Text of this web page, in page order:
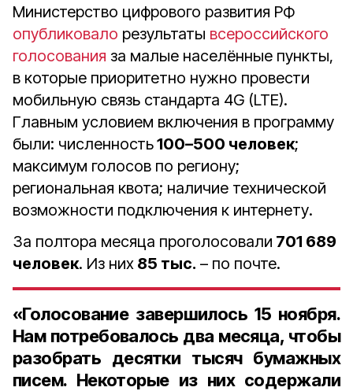
Министерство цифрового развития РФ
опубликовало результаты всероссийского
голосования за малые населённые пункты,
в которые приоритетно нужно провести
мобильную связь стандарта 4G (LTE).
Главным условием включения в программу
были: численность100–500 человек;
максимум голосов по региону;
региональная квота; наличие технической
возможности подключения к интернету.
За полтора месяца проголосовали 701 689
человек. Из них 85 тыс. – по почте.
«Голосование завершилось15 ноября.
Нам потребовалось два месяца, чтобы
разобрать десятки тысяч бумажных
писем. Некоторые из них содержали